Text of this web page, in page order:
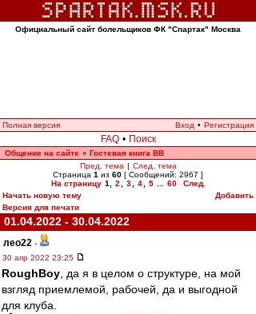
Официальный сайт болельщиков ФК "Спартак" Москва
Полная версия Вход • Регистрация
FAQ • Поиск
Общение на сайте » Гостевая книга ВВ
Пред. тема | След. тема
Страница 1 из 60 [ Сообщений: 2967 ]
На страницу 1 2 3 4 5 60
След.
Начать новую тему
Добавить
Версия для печати
01.04.2022 - 30.04.2022
лео22 -
30 апр 2022 23:25
RoughBoy , да я в целом о структуре, на мой
взгляд приемлемой, рабочей, да и выгодной
для клуба.